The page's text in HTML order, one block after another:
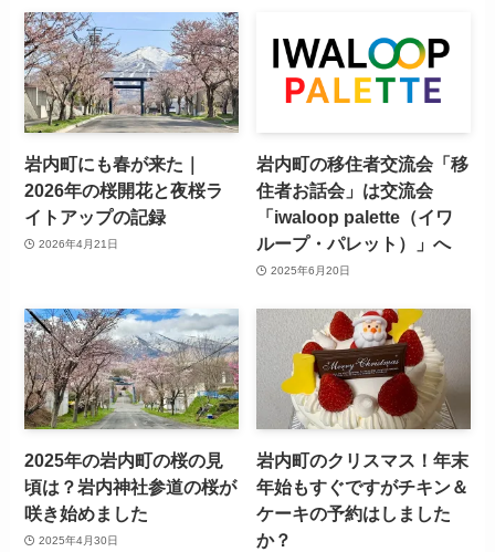
岩内町にも春が来た｜
2026年の桜開花と夜桜ラ
イトアップの記録
2026年4月21日
岩内町の移住者交流会「移
住者お話会」は交流会
「iwaloop palette（イワ
ループ・パレット）」へ
2025年6月20日
2025年の岩内町の桜の見
頃は？岩内神社参道の桜が
咲き始めました
2025年4月30日
岩内町のクリスマス！年末
年始もすぐですがチキン＆
ケーキの予約はしました
か？